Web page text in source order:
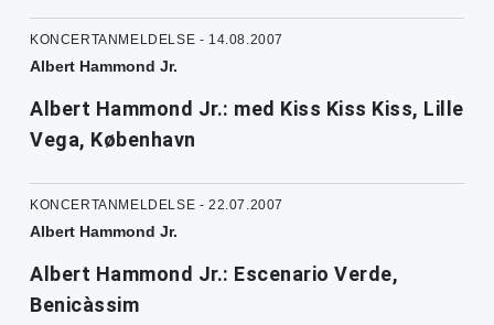
KONCERTANMELDELSE - 14.08.2007
Albert Hammond Jr.
Albert Hammond Jr.: med Kiss Kiss Kiss, Lille
Vega, København
KONCERTANMELDELSE - 22.07.2007
Albert Hammond Jr.
Albert Hammond Jr.: Escenario Verde,
Benicàssim